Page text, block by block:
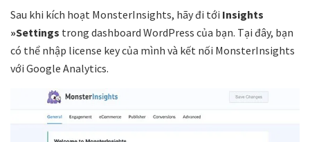
Sau khi kích hoạt MonsterInsights, hãy đi tới Insights
»Settings trong dashboard WordPress của bạn. Tại đây, bạn
có thể nhập license key của mình và kết nối MonsterInsights
với Google Analytics.